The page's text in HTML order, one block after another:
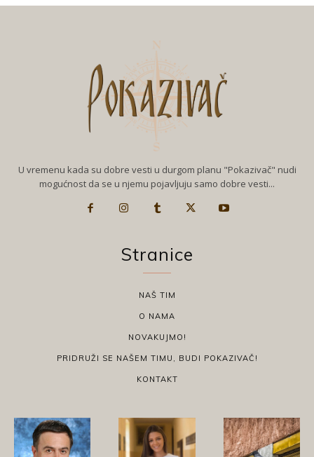
U vremenu kada su dobre vesti u durgom planu "Pokazivač" nudi
mogućnost da se u njemu pojavljuju samo dobre vesti...
Stranice
NAŠ TIM
O NAMA
NOVAKUJMO!
PRIDRUŽI SE NAŠEM TIMU, BUDI POKAZIVAČ!
KONTAKT